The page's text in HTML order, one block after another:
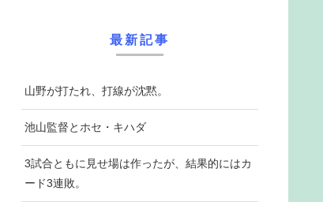
最新記事
山野が打たれ、打線が沈黙。
池山監督とホセ・キハダ
3試合ともに見せ場は作ったが、結果的にはカ
ード3連敗。